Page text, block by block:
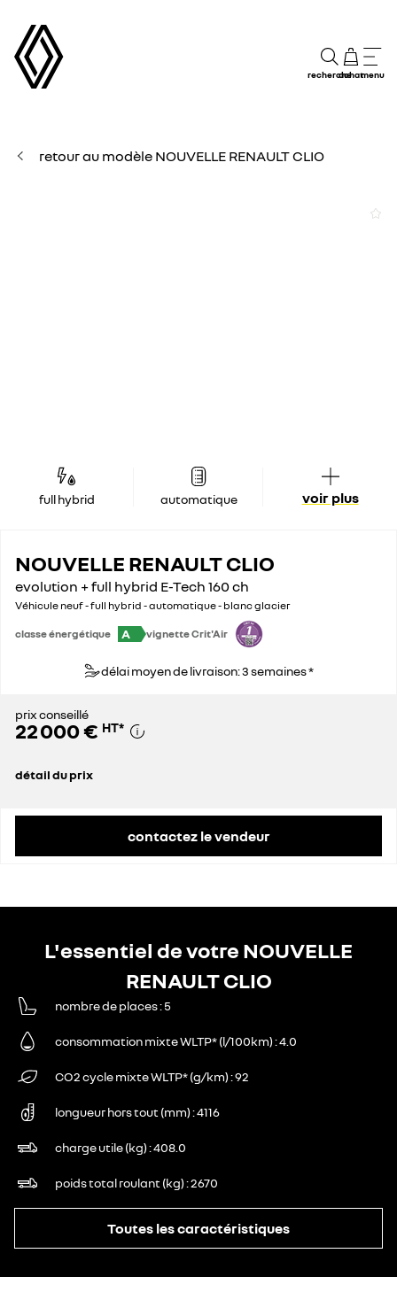
rechercheachatmenu
retour au modèle NOUVELLE RENAULT CLIO
full hybrid automatique voir plus
NOUVELLE RENAULT CLIO
evolution + full hybrid E-Tech 160 ch
Véhicule neuf - full hybrid - automatique - blanc glacier
classe énergétique A vignette Crit'Air
délai moyen de livraison: 3 semaines *
prix conseillé
22 000 € HT*
détail du prix
contactez le vendeur
L'essentiel de votre NOUVELLE
RENAULT CLIO
nombre de places 5
consommation mixte WLTP* (l/100km) 4.0
CO2 cycle mixte WLTP* (g/km) 92
longueur hors tout (mm) 4116
charge utile (kg) 408.0
poids total roulant (kg) 2670
Toutes les caractéristiques